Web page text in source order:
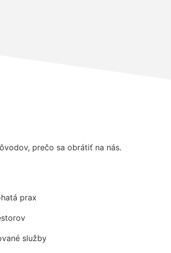
prečo sa obrátiť na nás.
prax
služby